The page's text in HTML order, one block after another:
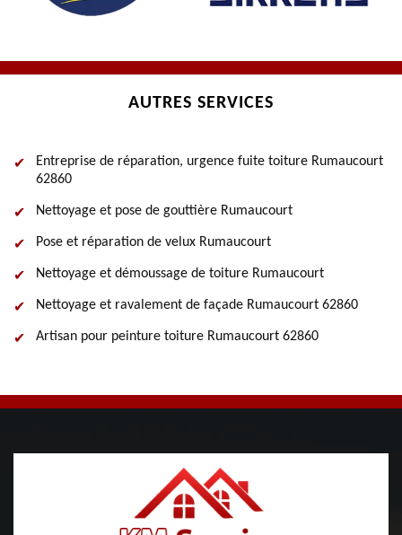
AUTRES SERVICES
Entreprise de réparation, urgence fuite toiture Rumaucourt
62860
Nettoyage et pose de gouttière Rumaucourt
Pose et réparation de velux Rumaucourt
Nettoyage et démoussage de toiture Rumaucourt
Nettoyage et ravalement de façade Rumaucourt 62860
Artisan pour peinture toiture Rumaucourt 62860